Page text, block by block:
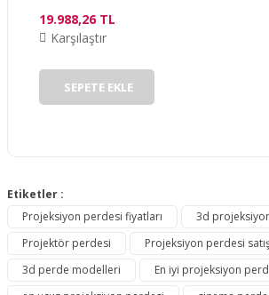
19.988,26 TL
Karşılaştır
SEPETE EKLE
Etiketler :
Projeksiyon perdesi fiyatları
3d
Projektör perdesi
Projeksiyon perdesi
3d perde modelleri
En iyi projeksiyon